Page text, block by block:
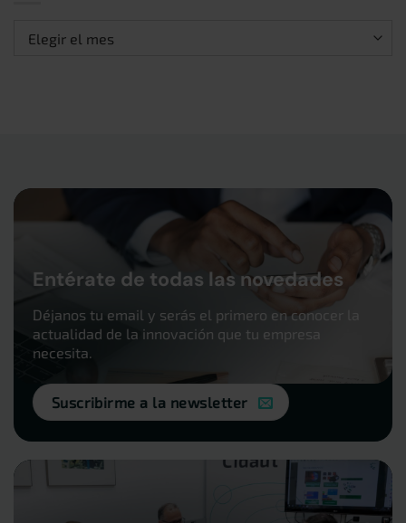
Archivos
Entérate de todas las novedades
Déjanos tu email y serás el primero en conocer la
actualidad de la innovación que tu empresa
necesita.
Suscribirme a la newsletter